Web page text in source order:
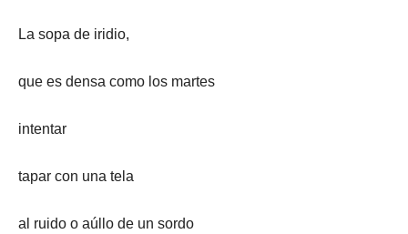
La sopa de iridio,
que es densa como los martes
intentar
tapar con una tela
al ruido o aúllo de un sordo